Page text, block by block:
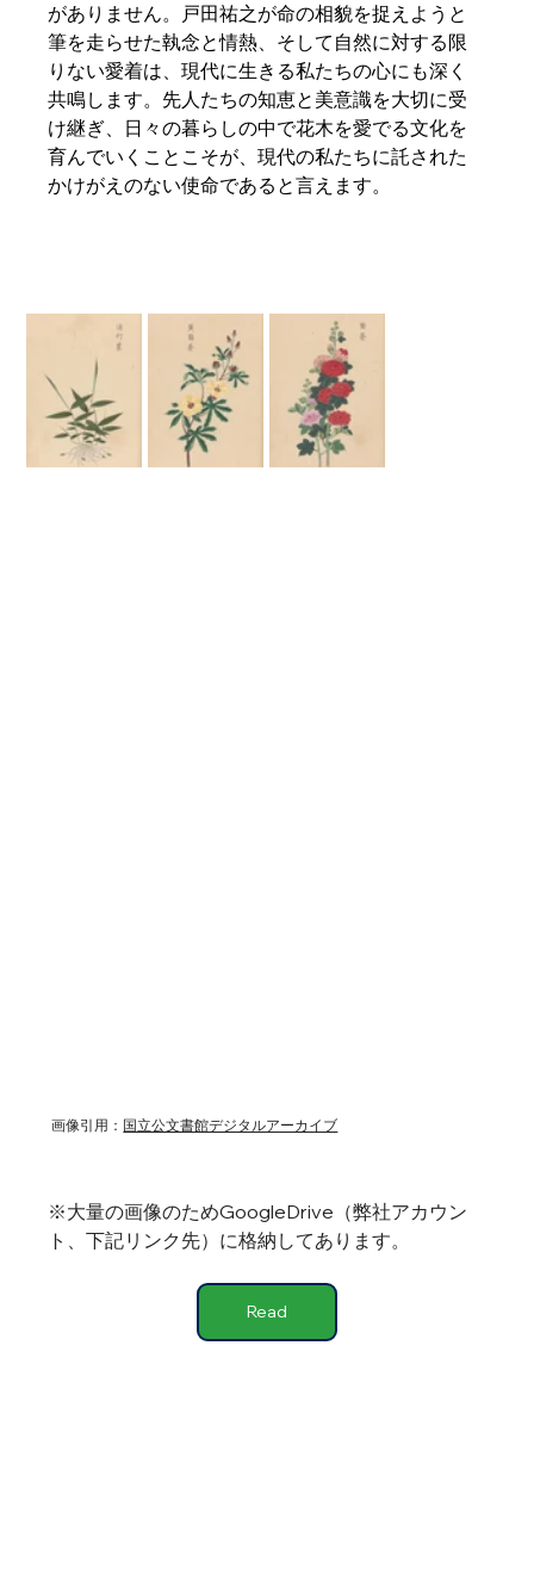
がありません。戸田祐之が命の相貌を捉えようと
筆を走らせた執念と情熱、そして自然に対する限
りない愛着は、現代に生きる私たちの心にも深く
共鳴します。先人たちの知恵と美意識を大切に受
け継ぎ、日々の暮らしの中で花木を愛でる文化を
育んでいくことこそが、現代の私たちに託された
かけがえのない使命であると言えます。
画像引用： 国立公文書館デジタルアーカイブ​
※​大量の画像のためGoogleDrive（弊社アカウン
ト、下記リンク先）に格納してあります。
Read